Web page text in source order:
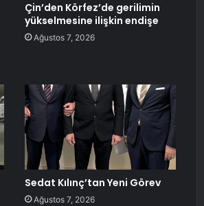
Çin’den Körfez’de gerilimin
yükselmesine ilişkin endişe
Ağustos 7, 2026
Sedat Kılınç’tan Yeni Görev
Ağustos 7, 2026